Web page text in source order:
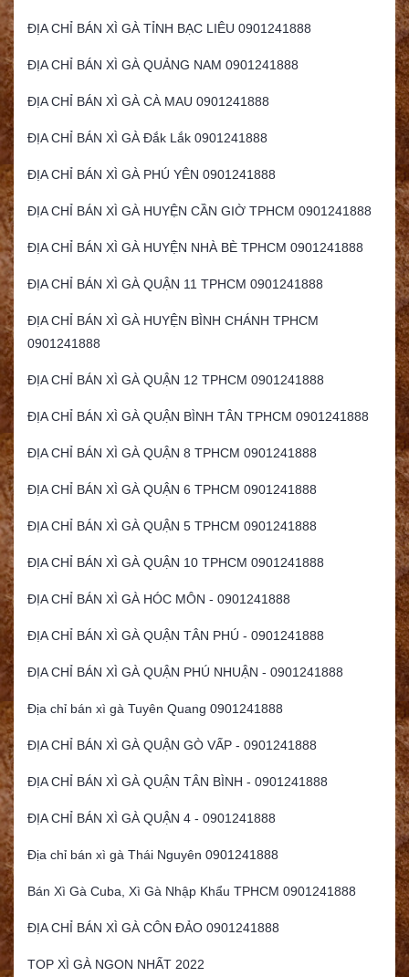
ĐỊA CHỈ BÁN XÌ GÀ TỈNH BẠC LIÊU 0901241888
ĐỊA CHỈ BÁN XÌ GÀ QUẢNG NAM 0901241888
ĐỊA CHỈ BÁN XÌ GÀ CÀ MAU 0901241888
ĐỊA CHỈ BÁN XÌ GÀ Đắk Lắk 0901241888
ĐỊA CHỈ BÁN XÌ GÀ PHÚ YÊN 0901241888
ĐỊA CHỈ BÁN XÌ GÀ HUYỆN CẦN GIỜ TPHCM 0901241888
ĐỊA CHỈ BÁN XÌ GÀ HUYỆN NHÀ BÈ TPHCM 0901241888
ĐỊA CHỈ BÁN XÌ GÀ QUẬN 11 TPHCM 0901241888
ĐỊA CHỈ BÁN XÌ GÀ HUYỆN BÌNH CHÁNH TPHCM
0901241888
ĐỊA CHỈ BÁN XÌ GÀ QUẬN 12 TPHCM 0901241888
ĐỊA CHỈ BÁN XÌ GÀ QUẬN BÌNH TÂN TPHCM 0901241888
ĐỊA CHỈ BÁN XÌ GÀ QUẬN 8 TPHCM 0901241888
ĐỊA CHỈ BÁN XÌ GÀ QUẬN 6 TPHCM 0901241888
ĐỊA CHỈ BÁN XÌ GÀ QUẬN 5 TPHCM 0901241888
ĐỊA CHỈ BÁN XÌ GÀ QUẬN 10 TPHCM 0901241888
ĐỊA CHỈ BÁN XÌ GÀ HÓC MÔN - 0901241888
ĐỊA CHỈ BÁN XÌ GÀ QUẬN TÂN PHÚ - 0901241888
ĐỊA CHỈ BÁN XÌ GÀ QUẬN PHÚ NHUẬN - 0901241888
Địa chỉ bán xì gà Tuyên Quang 0901241888
ĐỊA CHỈ BÁN XÌ GÀ QUẬN GÒ VẤP - 0901241888
ĐỊA CHỈ BÁN XÌ GÀ QUẬN TÂN BÌNH - 0901241888
ĐỊA CHỈ BÁN XÌ GÀ QUẬN 4 - 0901241888
Địa chỉ bán xì gà Thái Nguyên 0901241888
Bán Xì Gà Cuba, Xì Gà Nhập Khẩu TPHCM 0901241888
ĐỊA CHỈ BÁN XÌ GÀ CÔN ĐẢO 0901241888
TOP XÌ GÀ NGON NHẤT 2022